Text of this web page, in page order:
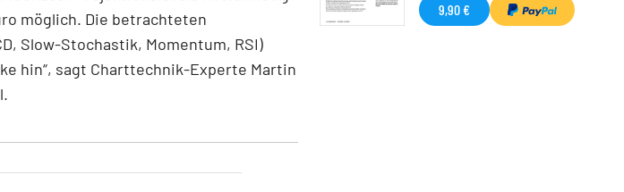
möglich. Die betrachteten
Slow-Stochastik, Momentum, RSI)
hin“, sagt Charttechnik-Experte Martin
9,90 €